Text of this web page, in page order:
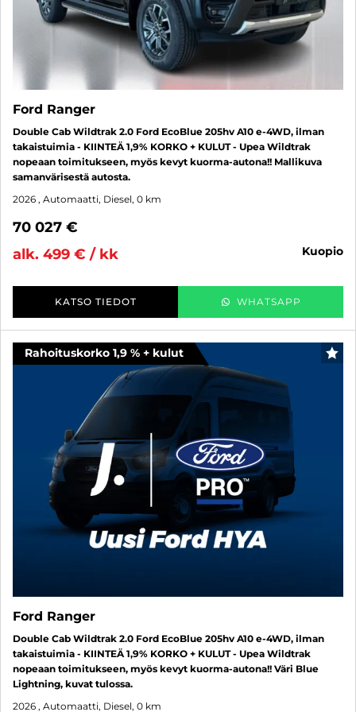
Ford Ranger
Double Cab Wildtrak 2.0 Ford EcoBlue 205hv A10 e-4WD, ilman
takaistuimia - KIINTEÄ 1,9% KORKO + KULUT - Upea Wildtrak
nopeaan toimitukseen, myös kevyt kuorma-autona!! Mallikuva
samanvärisestä autosta.
2026 , Automaatti, Diesel, 0 km
70 027 €
alk. 499 € / kk
kuopio
KATSO TIEDOT WHATSAPP
Rahoituskorko 1,9 % + kulut
Ford Ranger
Double Cab Wildtrak 2.0 Ford EcoBlue 205hv A10 e-4WD, ilman
takaistuimia - KIINTEÄ 1,9% KORKO + KULUT - Upea Wildtrak
nopeaan toimitukseen, myös kevyt kuorma-autona!! Väri Blue
Lightning, kuvat tulossa.
2026 , Automaatti, Diesel, 0 km